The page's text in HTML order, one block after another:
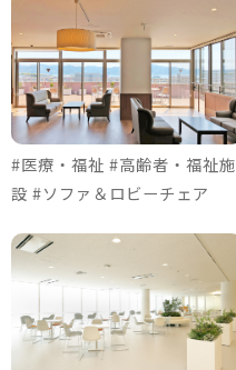
#医療・福祉 #高齢者・福祉施
設 #ソファ＆ロビーチェア